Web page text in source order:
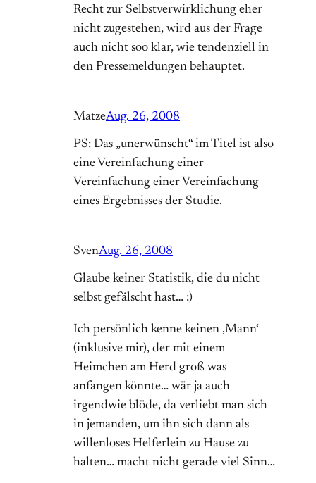
Recht zur Selbstverwirklichung eher
nicht zugestehen, wird aus der Frage
auch nicht soo klar, wie tendenziell in
den Pressemeldungen behauptet.
MatzeAug. 26, 2008
PS: Das „unerwünscht“ im Titel ist also
eine Vereinfachung einer
Vereinfachung einer Vereinfachung
eines Ergebnisses der Studie.
SvenAug. 26, 2008
Glaube keiner Statistik, die du nicht
selbst gefälscht hast… :)
Ich persönlich kenne keinen ‚Mann‘
(inklusive mir), der mit einem
Heimchen am Herd groß was
anfangen könnte… wär ja auch
irgendwie blöde, da verliebt man sich
in jemanden, um ihn sich dann als
willenloses Helferlein zu Hause zu
halten… macht nicht gerade viel Sinn…